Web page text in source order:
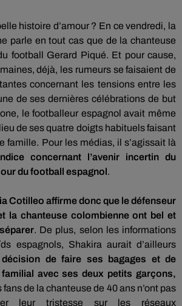
histoire d’amour ? En ce vendredi, la
parle en tout cas que de la chanteuse
football Gerard Piqué. Et pour cause,
déjà, les rumeurs se faisaient de
concernant les tensions entre les
de ses dernières célébrations de but
, le footballeur espagnol avait même
de ses quatre doigts habituels faisant
famille. Pour les médias, il s’agissait là
concernant l’avenir incertin du
du football espagnol.
Cotilleo affirme donc que le défenseur
la chanteuse colombienne ont bel et
. De plus, selon les informations
espagnols, Shakira aurait d’ailleurs
de faire ses bagages et de
avec ses deux petits garçons,
fans de la chanteuse de 40 ans n’ont pas
leur tristesse sur les réseaux